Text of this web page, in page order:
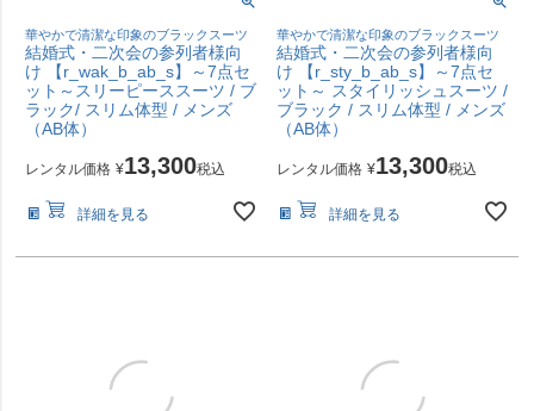
華やかで清潔な印象のブラックスーツ
結婚式・二次会の参列者様向
け 【r_wak_b_ab_s】～7点セ
ット～スリーピーススーツ / ブ
ラック/ スリム体型 / メンズ
（AB体）
レンタル価格 ¥13,300税込
詳細を見る
華やかで清潔な印象のブラックスーツ
結婚式・二次会の参列者様向
け 【r_sty_b_ab_s】～7点セ
ット～ スタイリッシュスーツ /
ブラック / スリム体型 / メンズ
（AB体）
レンタル価格 ¥13,300税込
詳細を見る